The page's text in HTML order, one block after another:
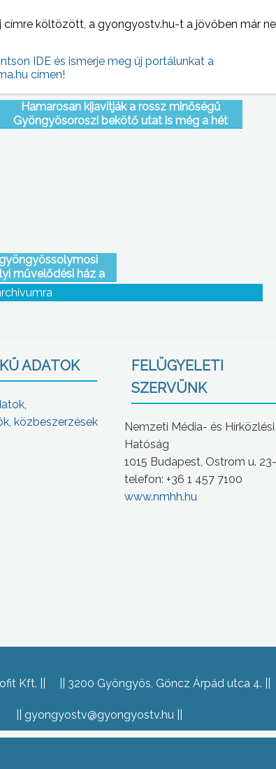
Hamarosan kijavítják a rossz minőségű
Gyöngyösoroszi bekötő utat is még a hét
művelődési ház a
Egyesület
kiállítást szervezett
ADATOK
közbeszerzések
FELÜGYELETI
SZERVÜNK
Nemzeti Média- és Hírközlési
Hatóság
1015 Budapest, Ostrom u.
telefon: +36 1 457 7100
www.nmhh.hu
Kft. 3200 Gyöngyös, Göncz Árpád utca 4.
gyongyostv@gyongyostv.hu
címre költözött, a gyongyostv.hu-t a jövőben már
IDE és ismerje meg új portálunkat a
címen!